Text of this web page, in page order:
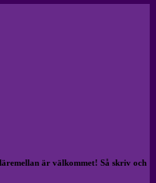
är välkommet! Så skriv och